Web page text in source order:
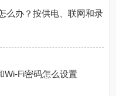
么办？按供电、联网和录
Wi-Fi密码怎么设置